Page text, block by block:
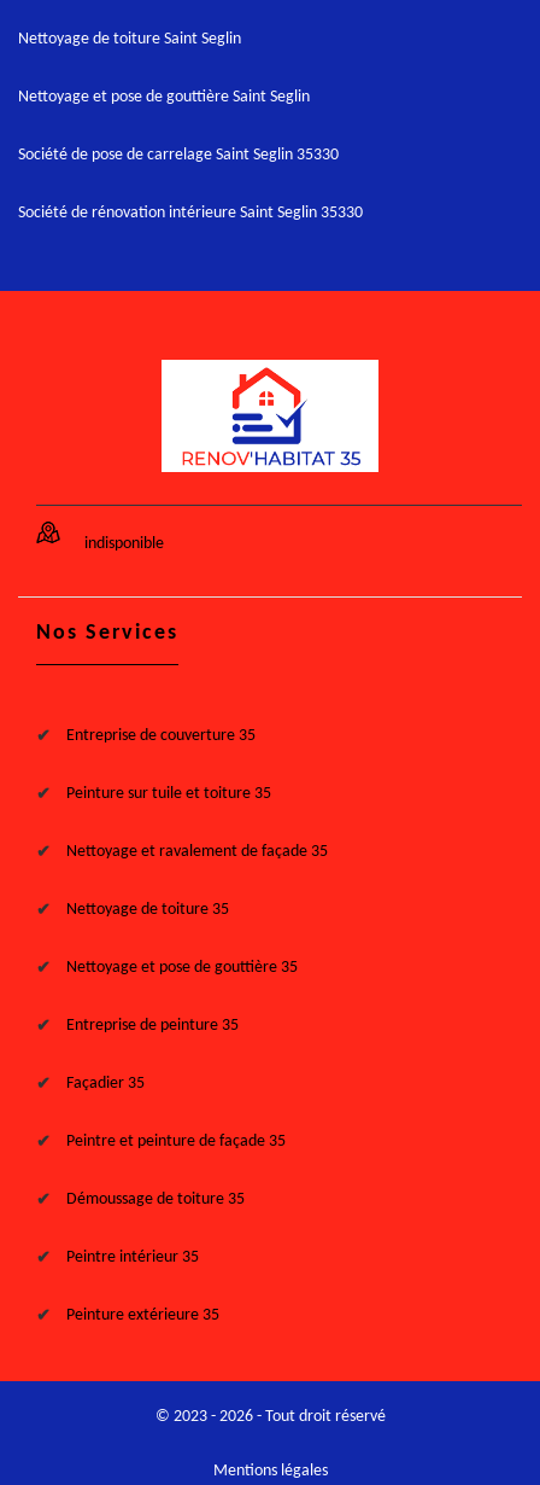
Nettoyage de toiture Saint Seglin
Nettoyage et pose de gouttière Saint Seglin
Société de pose de carrelage Saint Seglin 35330
Société de rénovation intérieure Saint Seglin 35330
indisponible
Nos Services
Entreprise de couverture 35
Peinture sur tuile et toiture 35
Nettoyage et ravalement de façade 35
Nettoyage de toiture 35
Nettoyage et pose de gouttière 35
Entreprise de peinture 35
Façadier 35
Peintre et peinture de façade 35
Démoussage de toiture 35
Peintre intérieur 35
Peinture extérieure 35
© 2023 - 2026 - Tout droit réservé
Mentions légales